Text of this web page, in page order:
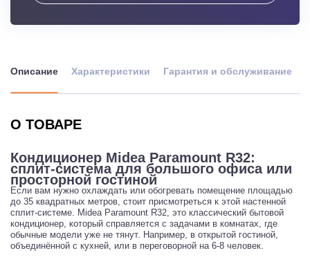
Описание Характеристики Гарантия и обслуживание
О ТОВАРЕ
Кондиционер Midea Paramount R32:
сплит-система для большого офиса или
просторной гостиной
Если вам нужно охлаждать или обогревать помещение площадью
до 35 квадратных метров, стоит присмотреться к этой настенной
сплит-системе. Midea Paramount R32, это классический бытовой
кондиционер, который справляется с задачами в комнатах, где
обычные модели уже не тянут. Например, в открытой гостиной,
объединённой с кухней, или в переговорной на 6-8 человек.